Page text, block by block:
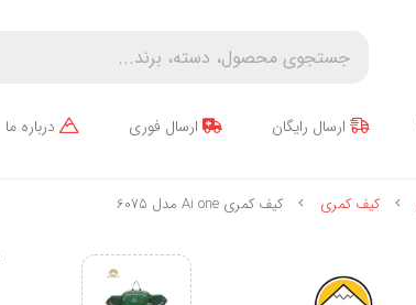
ارسال رایگان ارسال فوری درباره ما
کیف کمری کیف کمری Ai one مدل 6075